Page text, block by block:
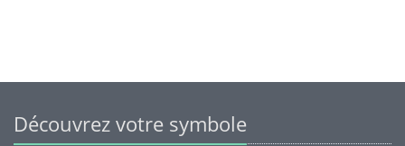
Découvrez votre symbole